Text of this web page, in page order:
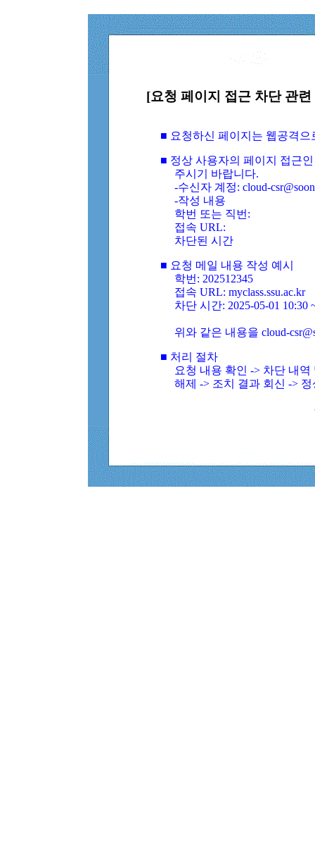
[요청 페이지 접근 차단 관
■ 요청하신 페이지는 웹공격
■ 정상 사용자의 페이지 접근
주시기 바랍니다.
-수신자 계정: cloud-
-작성 내용
학번 또는 직번:
접속 URL:
차단된 시간
■ 요청 메일 내용 작성 예시
학번: 202512345
접속 URL: myclass.ssu.ac.kr
차단 시간: 2025-05-01 10:30
위와 같은 내용을 cloud-
■ 처리 절차
요청 내용 확인 -> 차단 내
해제 -> 조치 결과 회신 ->